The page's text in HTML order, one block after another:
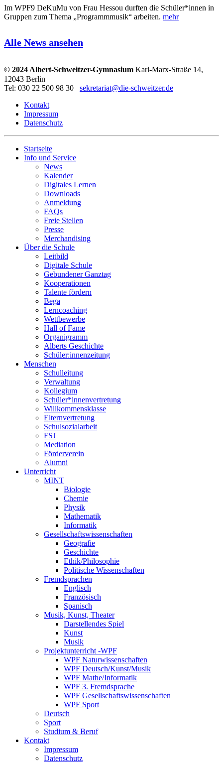
Im WPF9 DeKuMu von Frau Hessou durften die Schüler*innen in
Gruppen zum Thema „Programmmusik“ arbeiten. mehr
Alle News ansehen
© 2024 Albert-Schweitzer-Gymnasium Karl-Marx-Straße 14,
12043 Berlin
Tel: 030 22 500 98 30 sekretariat@die-schweitzer.de
Kontakt
Impressum
Datenschutz
Startseite
Info und Service
News
Kalender
Digitales Lernen
Downloads
Anmeldung
FAQs
Freie Stellen
Presse
Merchandising
Über die Schule
Leitbild
Digitale Schule
Gebundener Ganztag
Kooperationen
Talente fördern
Bega
Lerncoaching
Wettbewerbe
Hall of Fame
Organigramm
Alberts Geschichte
Schüler:innenzeitung
Menschen
Schulleitung
Verwaltung
Kollegium
Schüler*innenvertretung
Willkommensklasse
Elternvertretung
Schulsozialarbeit
FSJ
Mediation
Förderverein
Alumni
Unterricht
MINT
Biologie
Chemie
Physik
Mathematik
Informatik
Gesellschaftswissenschaften
Geografie
Geschichte
Ethik/Philosophie
Politische Wissenschaften
Fremdsprachen
Englisch
Französisch
Spanisch
Musik, Kunst, Theater
Darstellendes Spiel
Kunst
Musik
Projektunterricht -WPF
WPF Naturwissenschaften
WPF Deutsch/Kunst/Musik
WPF Mathe/Informatik
WPF 3. Fremdsprache
WPF Gesellschaftswissenschaften
WPF Sport
Deutsch
Sport
Studium & Beruf
Kontakt
Impressum
Datenschutz